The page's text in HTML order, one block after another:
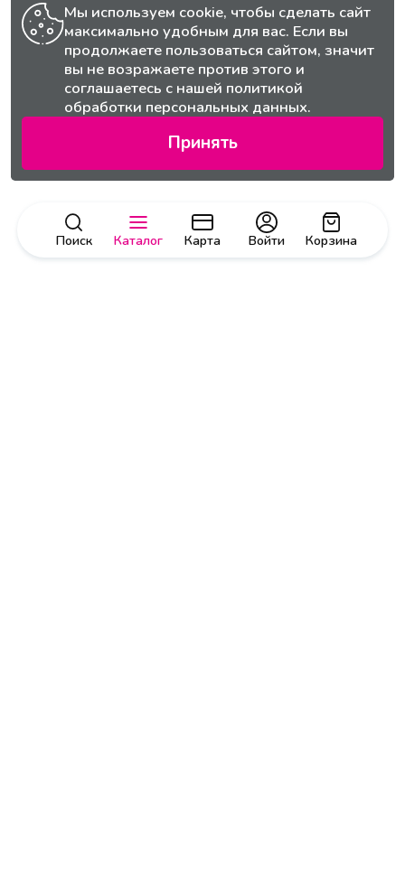
Поиск Каталог Карта Корзина
Войти
Мы используем cookie, чтобы сделать сайт
максимально удобным для вас. Если вы
продолжаете пользоваться сайтом, значит
вы не возражаете против этого и
соглашаетесь с нашей политикой
обработки персональных данных.
Принять